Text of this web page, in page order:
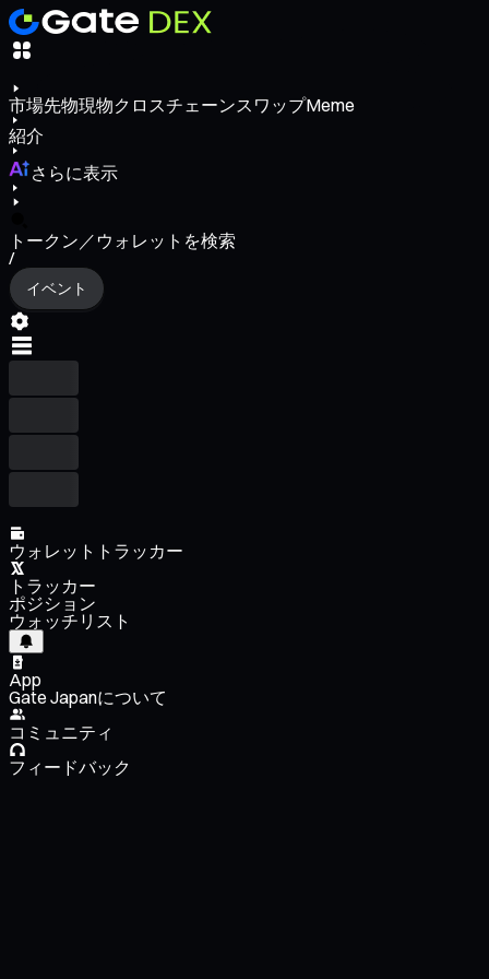
市場先物現物クロスチェーンスワップMeme
紹介
さらに表示
トークン／ウォレットを検索
/
イベント
ウォレットトラッカー
トラッカー
ポジション
ウォッチリスト
App
Gate Japanについて
コミュニティ
フィードバック